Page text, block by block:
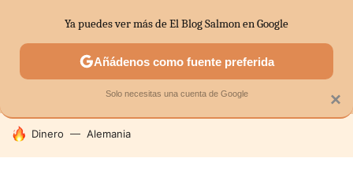
MENÚ NUEVO
ECONOMÍA DOMÉSTICA MERCADOS
HOY SE HABLA DE
Dinero Alemania
×
Ya puedes ver más de El Blog Salmon en Google
Añádenos como fuente preferida
Solo necesitas una cuenta de Google